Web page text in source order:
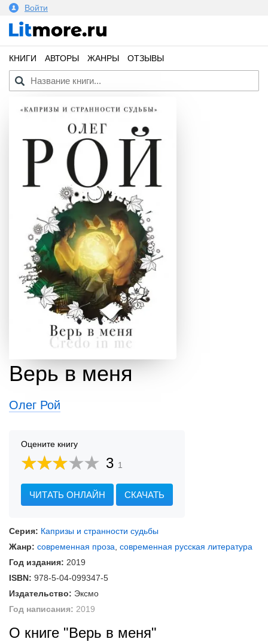
Войти
КНИГИ АВТОРЫ ЖАНРЫ ОТЗЫВЫ
Верь в меня
Олег Рой
Оцените книгу
3 1
ЧИТАТЬ ОНЛАЙН СКАЧАТЬ
Серия: Капризы и странности судьбы
Жанр: современная проза, современная русская литература
Год издания: 2019
ISBN: 978-5-04-099347-5
Издательство: Эксмо
Год написания: 2019
О книге "Верь в меня"